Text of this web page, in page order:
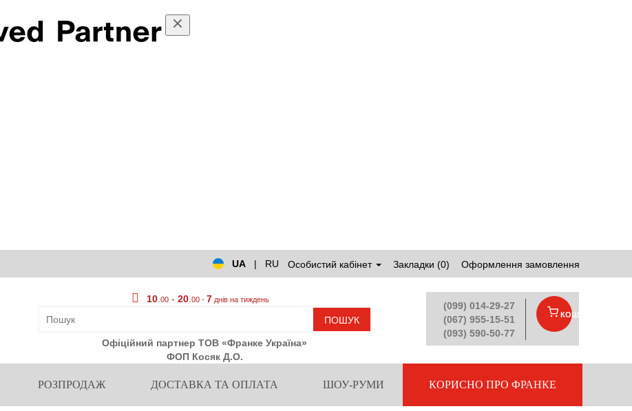
UA
| RU Особистий кабінет Закладки (0) Оформлення замовлення
10 .00 -20 .00 -7 днів на тиждень
ПОШУК
Офіційний партнер ТОВ «Франке Україна»
ФОП Косяк Д.О.
(099) 014-29-27
(067) 955-15-51
(093) 590-50-77
КОШИК
РОЗПРОДАЖ ДОСТАВКА ТА ОПЛАТА ШОУ-РУМИ КОРИСНО ПРО ФРАНКЕ